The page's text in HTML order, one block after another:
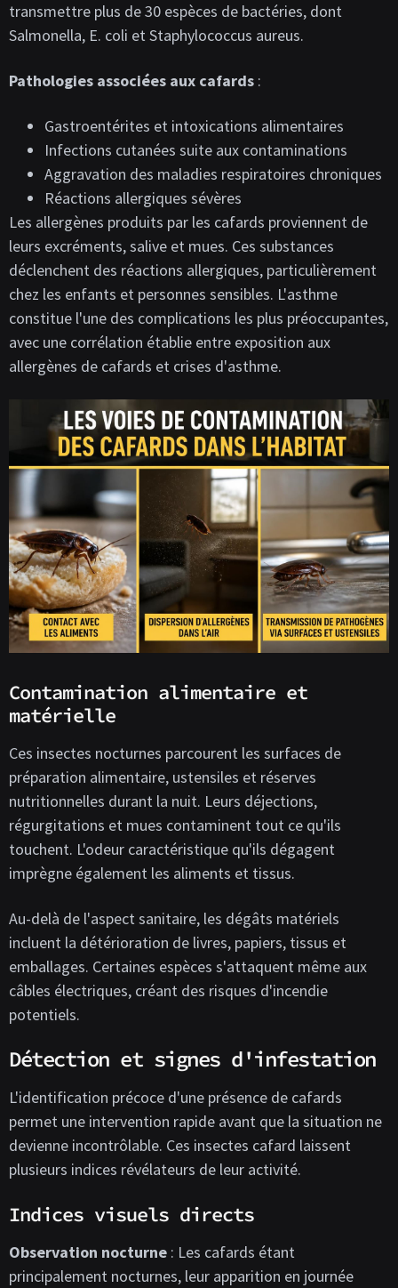
transmettre plus de 30 espèces de bactéries, dont
Salmonella, E. coli et Staphylococcus aureus.
Pathologies associées aux cafards :
Gastroentérites et intoxications alimentaires
Infections cutanées suite aux contaminations
Aggravation des maladies respiratoires chroniques
Réactions allergiques sévères
Les allergènes produits par les cafards proviennent de
leurs excréments, salive et mues. Ces substances
déclenchent des réactions allergiques, particulièrement
chez les enfants et personnes sensibles. L'asthme
constitue l'une des complications les plus préoccupantes,
avec une corrélation établie entre exposition aux
allergènes de cafards et crises d'asthme.
Contamination alimentaire et
matérielle
Ces insectes nocturnes parcourent les surfaces de
préparation alimentaire, ustensiles et réserves
nutritionnelles durant la nuit. Leurs déjections,
régurgitations et mues contaminent tout ce qu'ils
touchent. L'odeur caractéristique qu'ils dégagent
imprègne également les aliments et tissus.
Au-delà de l'aspect sanitaire, les dégâts matériels
incluent la détérioration de livres, papiers, tissus et
emballages. Certaines espèces s'attaquent même aux
câbles électriques, créant des risques d'incendie
potentiels.
Détection et signes d'infestation
L'identification précoce d'une présence de cafards
permet une intervention rapide avant que la situation ne
devienne incontrôlable. Ces insectes cafard laissent
plusieurs indices révélateurs de leur activité.
Indices visuels directs
Observation nocturne : Les cafards étant
principalement nocturnes, leur apparition en journée